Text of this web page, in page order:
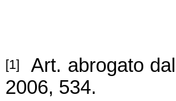
[1]
Art. abrogato
2006, 534.